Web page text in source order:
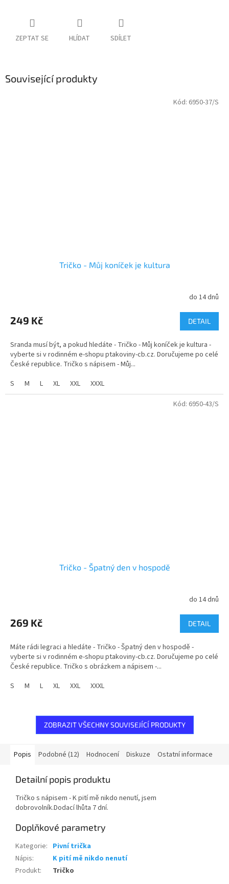
ZEPTAT SE HLÍDAT SDÍLET
Související produkty
Tričko - Můj koníček je kultura
do 14 dnů
249 Kč DETAIL
Sranda musí být, a pokud hledáte - Tričko - Můj koníček je kultura -
vyberte si v rodinném e-shopu ptakoviny-cb.cz. Doručujeme po celé
České republice. Tričko s nápisem - Můj...
S
M L XL XXL XXXL
Kód: 6950-37/S
Tričko - Špatný den v hospodě
do 14 dnů
269 Kč DETAIL
Máte rádi legraci a hledáte - Tričko - Špatný den v hospodě -
vyberte si v rodinném e-shopu ptakoviny-cb.cz. Doručujeme po celé
České republice. Tričko s obrázkem a nápisem -...
S
M L XL XXL XXXL
Kód: 6950-43/S
ZOBRAZIT VŠECHNY SOUVISEJÍCÍ PRODUKTY
Popis Podobné (12) Hodnocení Diskuze Ostatní informace
Detailní popis produktu
Tričko s nápisem - K pití mě nikdo nenutí, jsem
dobrovolník.Dodací lhůta 7 dní.
Doplňkové parametry
Kategorie: Pivní trička
Nápis:
K pití mě nikdo nenutí
Produkt: Tričko